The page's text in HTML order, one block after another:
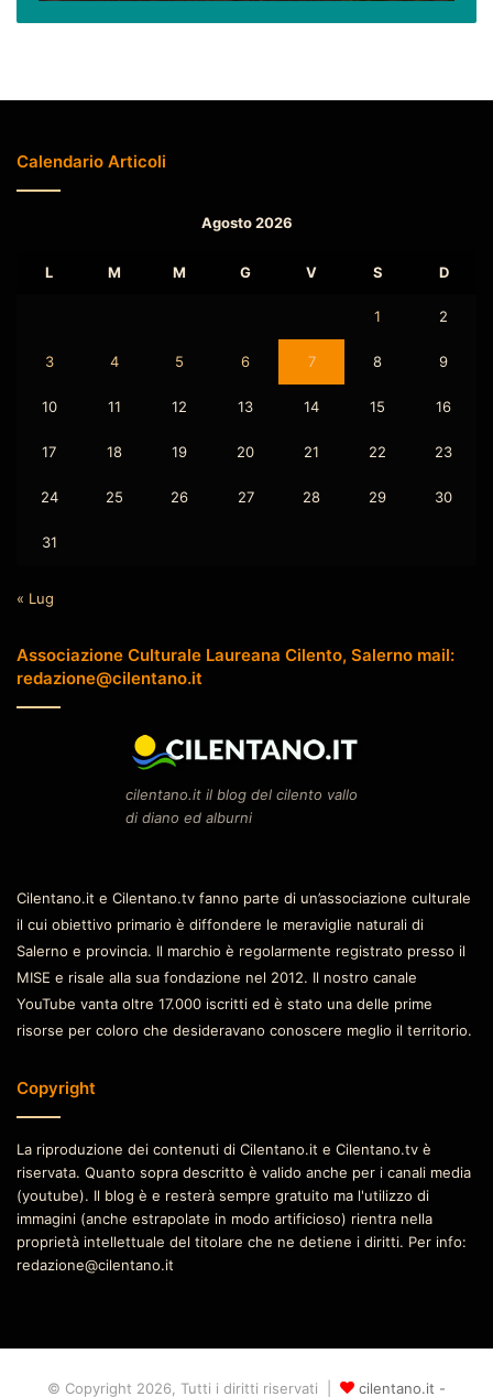
Calendario Articoli
Agosto 2026
L M M G V S D
1 2
3 4 5 6 7 8 9
10 11 12 13 14 15 16
17 18 19 20 21 22 23
24 25 26 27 28 29 30
31
« Lug
Associazione Culturale Laureana Cilento, Salerno mail:
redazione@cilentano.it
cilentano.it il blog del cilento vallo
di diano ed alburni
Cilentano.it e Cilentano.tv fanno parte di un’associazione culturale
il cui obiettivo primario è diffondere le meraviglie naturali di
Salerno e provincia. Il marchio è regolarmente registrato presso il
MISE e risale alla sua fondazione nel 2012. Il nostro canale
YouTube vanta oltre 17.000 iscritti ed è stato una delle prime
risorse per coloro che desideravano conoscere meglio il territorio.
Copyright
La riproduzione dei contenuti di Cilentano.it e Cilentano.tv è
riservata. Quanto sopra descritto è valido anche per i canali media
(youtube). Il blog è e resterà sempre gratuito ma l'utilizzo di
immagini (anche estrapolate in modo artificioso) rientra nella
proprietà intellettuale del titolare che ne detiene i diritti. Per info:
redazione@cilentano.it
© Copyright 2026, Tutti i diritti riservati | cilentano.it -